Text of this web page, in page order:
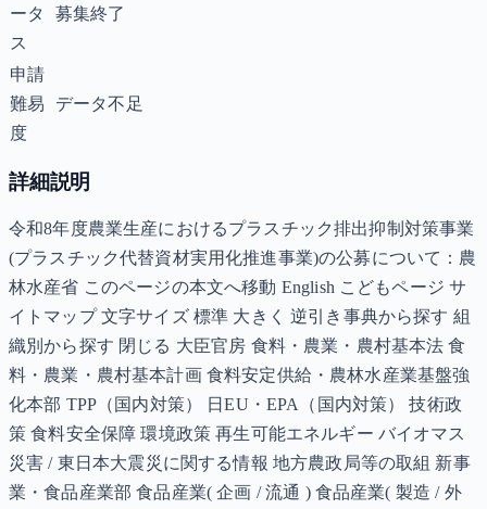
ータ
ス
募集終了
申請
難易
度
データ不足
詳細説明
令和8年度農業生産におけるプラスチック排出抑制対策事業
(プラスチック代替資材実用化推進事業)の公募について：農
林水産省 このページの本文へ移動 English こどもページ サ
イトマップ 文字サイズ 標準 大きく 逆引き事典から探す 組
織別から探す 閉じる 大臣官房 食料・農業・農村基本法 食
料・農業・農村基本計画 食料安定供給・農林水産業基盤強
化本部 TPP（国内対策） 日EU・EPA（国内対策） 技術政
策 食料安全保障 環境政策 再生可能エネルギー バイオマス
災害 / 東日本大震災に関する情報 地方農政局等の取組 新事
業・食品産業部 食品産業( 企画 / 流通 ) 食品産業( 製造 / 外